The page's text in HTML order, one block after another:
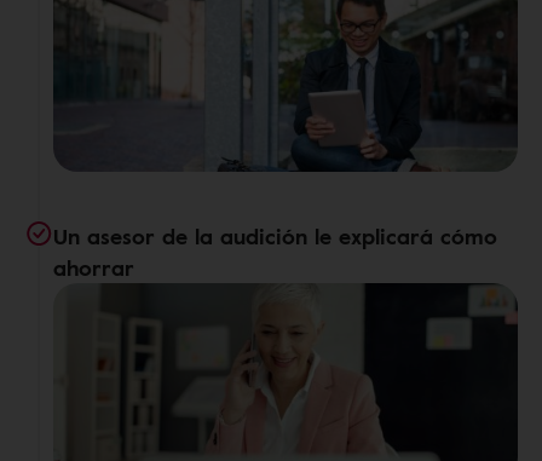
Un asesor de la audición le explicará cómo
ahorrar